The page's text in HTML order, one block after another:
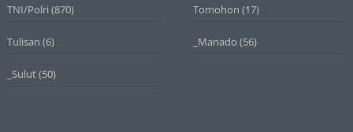
TNI/Polri (870) Tomohon (17)
Tulisan (6) _Manado (56)
_Sulut(50)